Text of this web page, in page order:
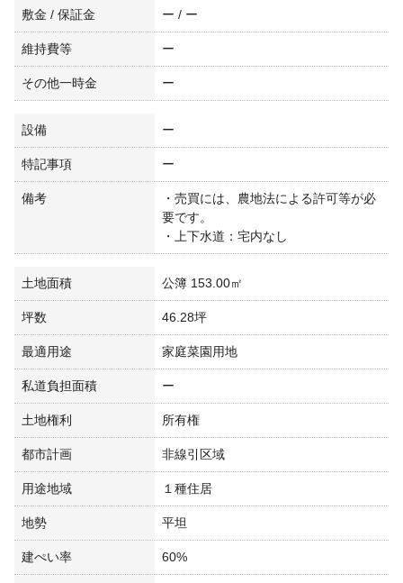
敷金 / 保証金 ー / ー
維持費等 ー
その他一時金 ー
設備 ー
特記事項 ー
備考
・売買には、農地法による許可等が必
要です。
・上下水道：宅内なし
土地面積 公簿 153.00㎡
坪数 46.28坪
最適用途 家庭菜園用地
私道負担面積 ー
土地権利 所有権
都市計画 非線引区域
用途地域 １種住居
地勢 平坦
建ぺい率 60%